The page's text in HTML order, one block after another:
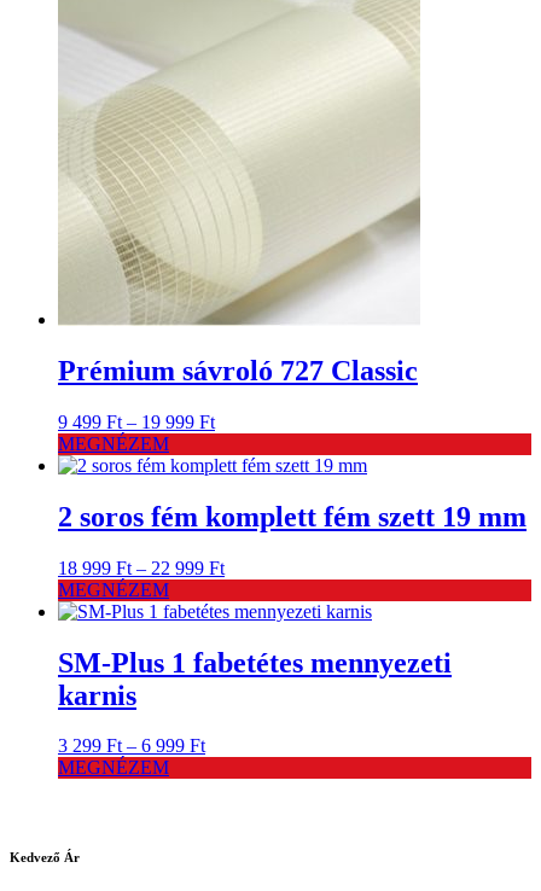
Prémium sávroló 727 Classic
9 499 Ft – 19 999 FtÁrtartomány:
499 Ft
999 Ft
MEGNÉZEM
2 soros fém komplett fém szett 19 mm
18 999 Ft – 22 999 FtÁrtartomány:
999 Ft
999 Ft
MEGNÉZEM
SM-Plus 1 fabetétes mennyezeti
karnis
3 299 Ft – 6 999 FtÁrtartomány:
MEGNÉZEM
Kedvező Ár